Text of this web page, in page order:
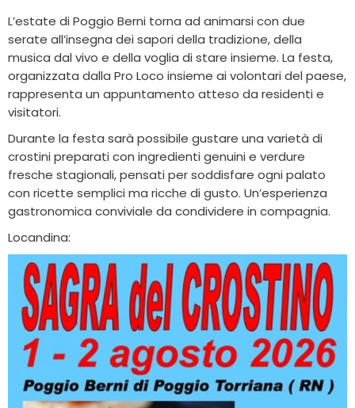
L’estate di Poggio Berni torna ad animarsi con due
serate all’insegna dei sapori della tradizione, della
musica dal vivo e della voglia di stare insieme. La festa,
organizzata dalla Pro Loco insieme ai volontari del paese,
rappresenta un appuntamento atteso da residenti e
visitatori.
Durante la festa sarà possibile gustare una varietà di
crostini preparati con ingredienti genuini e verdure
fresche stagionali, pensati per soddisfare ogni palato
con ricette semplici ma ricche di gusto. Un’esperienza
gastronomica conviviale da condividere in compagnia.
Locandina: